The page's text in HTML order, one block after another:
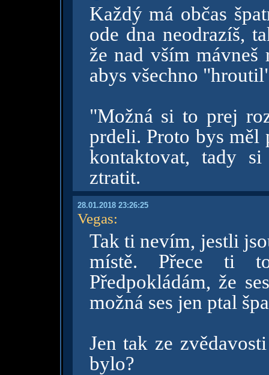
Každý má občas
ode dna neodrazíš,
že nad vším
abys všechno
"Možná si to prej
prdeli. Proto bys měl
kontaktovat, tady
ztratit.
28.01.2018 23:26:25
Vegas:
Tak ti nevím, jestli
místě. Přece ti
Předpokládám, že
možná ses jen ptal
Jen tak ze
bylo?